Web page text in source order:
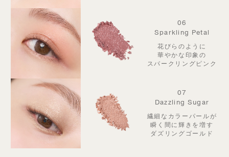
06
Sparkling Petal
花びらのように
華やかな印象の
スパークリングピンク
07
Dazzling Sugar
繊細なカラーパールが
瞬く間に輝きを増す
ダズリングゴールド